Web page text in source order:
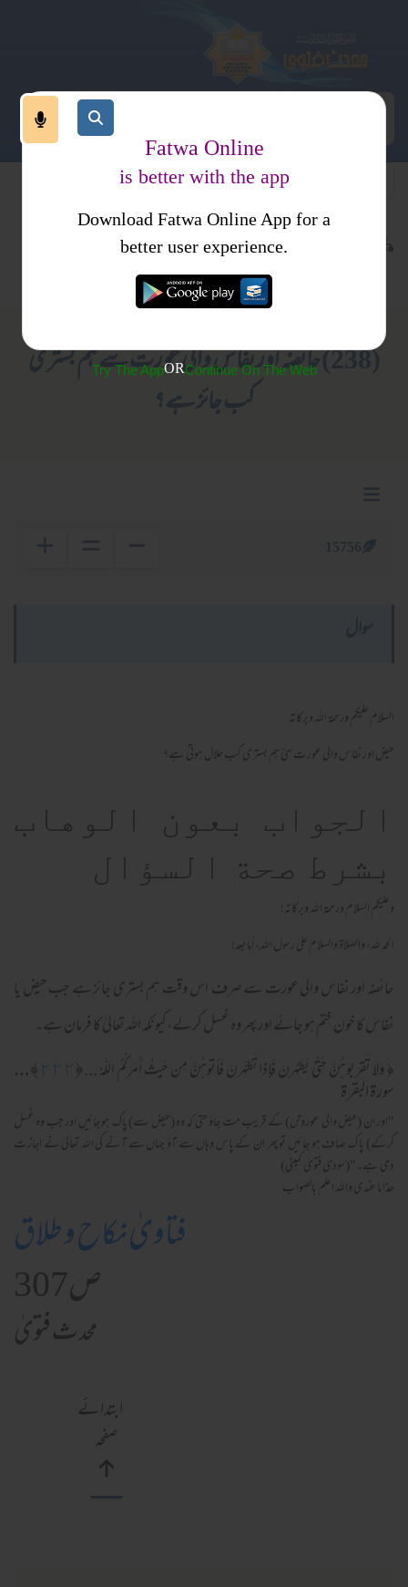
نکاح
کتب فتاوی
فتاوی نکاح و طلاق
(238) حائضہ اور نفاس والی عورت سے ہم بستری
کب جائز ہے؟
السلام عليكم ورحمة الله وبركاته
حیض اور نفاس والی عورت سئ ہم بستری کب حلال ہوتی ہے؟
الجواب بعون الوهاب
بشرط صحة السؤال
وعلیکم السلام ورحمة اللہ وبرکاته!
الحمد لله، والصلاة والسلام علىٰ رسول الله، أما بعد!
حائضہ اور نفاس والی عورت سے صرف اس وقت ہم بستری جائز ہے جب حیض یا
نفاس کا خون ختم ہو جائے اور پھر وہ غسل کرلے،کیونکہ اللہ تعالیٰ کا فرمان ہے۔
وَلا تَقرَ‌بوهُنَّ حَتّىٰ يَطهُر‌نَ فَإِذا تَطَهَّر‌نَ فَأتوهُنَّ مِن حَيثُ أَمَرَ‌كُمُ اللَّهُ ... ٢٢٢ ﴾...
سورة البقرة
"اور ان (حیض والی عوروتں) کے قریب مت جاؤ حتی کہ وہ (حیض سے) پاک ہو جائیں اور جب وہ غسل
کرکے) پا ک صاف ہو جائیں تو پھر ان کے پاس وہاں سے آؤ جہاں سے آنے کی اللہ تعالیٰ نے اجازت
دی ہے۔"(سودی فتویٰ کمیٹی)
ھذا ما عندی واللہ اعلم بالصواب
فتاویٰ نکاح و طلاق
ص307
محدث فتویٰ
ابتدائے
صفحہ
Fatwa Online
is better with the app
Download Fatwa Online App for a
better user experience.
Try The AppORContinue On The Web